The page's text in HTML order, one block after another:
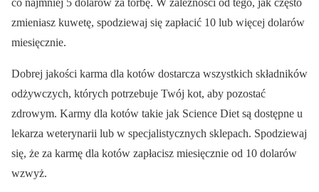
co najmniej 5 dolarów za torbę. W zależności od tego, jak często
zmieniasz kuwetę, spodziewaj się zapłacić 10 lub więcej dolarów
miesięcznie.
Dobrej jakości karma dla kotów dostarcza wszystkich składników
odżywczych, których potrzebuje Twój kot, aby pozostać
zdrowym. Karmy dla kotów takie jak Science Diet są dostępne u
lekarza weterynarii lub w specjalistycznych sklepach. Spodziewaj
się, że za karmę dla kotów zapłacisz miesięcznie od 10 dolarów
wzwyż.